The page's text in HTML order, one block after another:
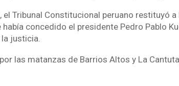
el Tribunal Constitucional peruano restituyó
concedido el presidente Pedro Pablo
justicia.
las matanzas de Barrios Altos y La